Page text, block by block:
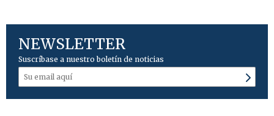
NEWSLETTER
Suscríbase a nuestro boletín de noticias